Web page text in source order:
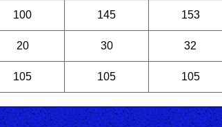
100 145 153
20 30 32
105 105 105